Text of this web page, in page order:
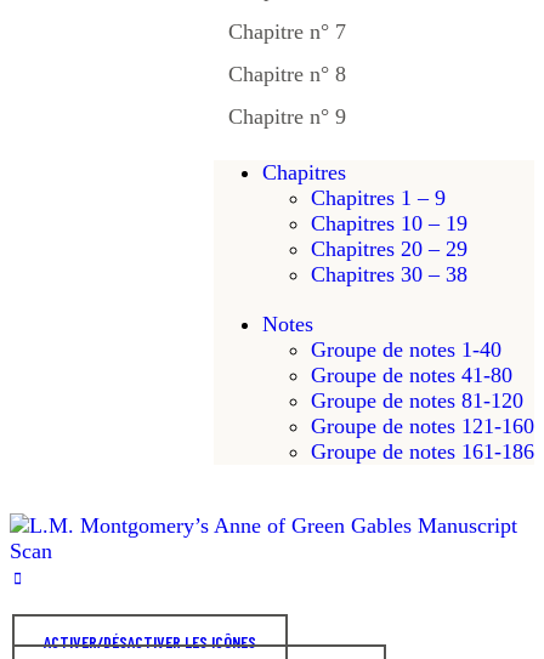
Chapitre n° 7
Chapitre n° 8
Chapitre n° 9
Chapitres
Chapitres 1 – 9
Chapitres 10 – 19
Chapitres 20 – 29
Chapitres 30 – 38
Notes
Groupe de notes 1-40
Groupe de notes 41-80
Groupe de notes 81-120
Groupe de notes 121-160
Groupe de notes 161-186
ACTIVER/DÉSACTIVER LES ICÔNES